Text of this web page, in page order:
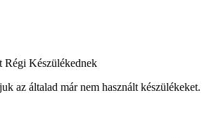
Régi Készülékednek
az általad már nem használt készülékeket.